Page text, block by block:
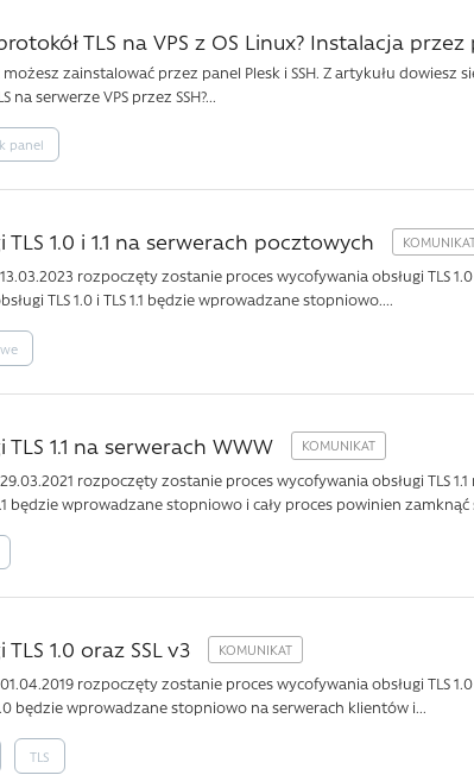
TLS na VPS z OS Linux? Instalacja przez
zainstalować przez panel Plesk i SSH. Z artykułu dowiesz
serwerze VPS przez SSH?...
panel
1.0 i 1.1 na serwerach pocztowych
rozpoczęty zostanie proces wycofywania obsługi TLS
TLS 1.0 i TLS 1.1 będzie wprowadzane stopniowo....
1.1 na serwerach WWW
rozpoczęty zostanie proces wycofywania obsługi TLS
będzie wprowadzane stopniowo i cały proces powinien zamknąć
1.0 oraz SSL v3
rozpoczęty zostanie proces wycofywania obsługi TLS
będzie wprowadzane stopniowo na serwerach klientów i...
TLS